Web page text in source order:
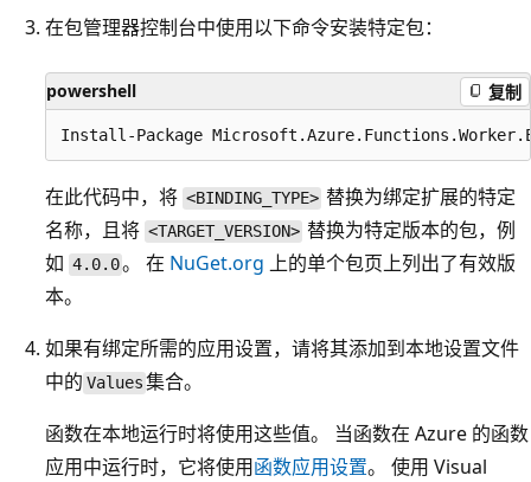
在包管理器控制台中使用以下命令安装特定包：
powershell 复制
在此代码中，将 <BINDING_TYPE> 替换为绑定扩展的特定
名称，且将 <TARGET_VERSION> 替换为特定版本的包，例
如 4.0.0。 在 NuGet.org 上的单个包页上列出了有效版
本。
如果有绑定所需的应用设置，请将其添加到本地设置文件
中的 Values 集合。
函数在本地运行时将使用这些值。 当函数在 Azure 的函数
应用中运行时，它将使用函数应用设置。 使用 Visual